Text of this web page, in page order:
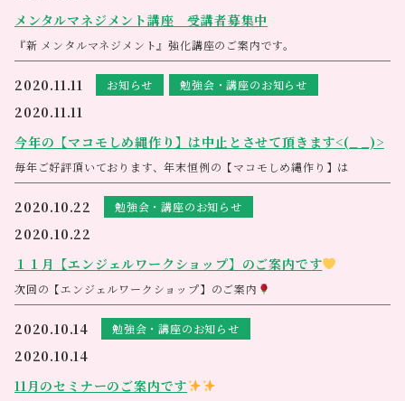
※先日日曜日の無料体験会では
たくさんのお客様にも喜んでいただくことができました
日頃頑張っている自分へのご褒美に癒しのひとときを・・
無料体験会、そしてお試しショートコースもご用意させていただきます
ので、お気軽にお問い合わせご予約ください
［日時］ １２月１８日(金) 13時３０分〜15時３０分
［持ち物］ エリジアム（お持ちの方は）・筆記用具
［参加費］ 4500円(税込)
［定員］ 6名（先着順）
誰もが望むけれど、止めることができないのが老化
生体活性水エリジアムは、細胞一つ一つを活性化させ、元の状態に戻そ
うと働きます
老化のスピードをゆっくりにしてくれるのです
そんなエリジアムを使って作ったお水のクリームは、私たちの細胞一つ
一つが生き生きと働き始め、綺麗と健康のお手入れを簡単にしてくれま
す
エリジアムクリームの材料はガイアの水135、エリジアム、植物性オイ
ル、植物性乳化ワックスのたったの4つでとってもシンプル
ハンドクリームにもボディクリームにも、全身に誰でも安心して使える
ので覚えておいて損はないレシピです
作ったクリームのお土産はたっぷり50g
メンタルマネジメント講座 受講者募集中
『新 メンタルマネジメント』強化講座のご案内です。
メンタルコントロールができると心のコンディションは良くなり、
ライフスキルが格段に上がります。
この講座はどんな時も揺るがない自分をつくり、
逆境も力に変えていける人生を最高のものにしていくためのレッスンで
一緒にお勉強しませんか？
ご希望の方はアネシスまで
049-248-6145
2020.11.11 お知らせ 勉強会・講座のお知らせ
2020.11.11
今年の【マコモしめ縄作り】は中止とさせて頂きます<(_ _)>
毎年ご好評頂いております、年末恒例の【マコモしめ縄作り】は
新型コロナウイルス感染拡大の影響によりまして中止とさせて頂きま
す。
楽しみにお待ち頂いておりましたお客様にはご迷惑をおかけ致しまして
大変申し訳ございません。
何卒ご了承いただきますようお願いいたします。
2020.10.22 勉強会・講座のお知らせ
2020.10.22
１１月【エンジェルワークショップ】のご案内です
次回の【エンジェルワークショップ】のご案内
2020.10.14 勉強会・講座のお知らせ
2020.10.14
11月のセミナーのご案内です